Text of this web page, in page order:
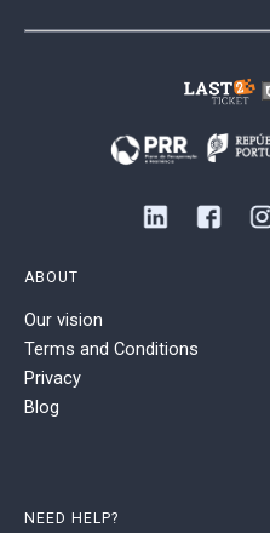
ABOUT
Our vision
Terms and Conditions
Privacy
Blog
NEED HELP?